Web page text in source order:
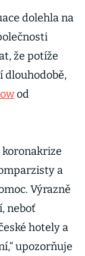
dolehla na
že potíže
dlouhodobě,
od
a
Výrazně
neboť
hotely a
upozorňuje